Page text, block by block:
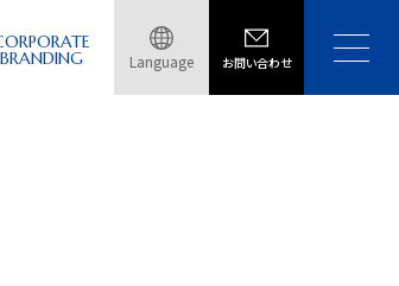
BRANDING Language お問い合わせ